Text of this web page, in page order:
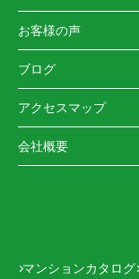
お客様の声
ブログ
アクセスマップ
会社概要
マンションカタログ